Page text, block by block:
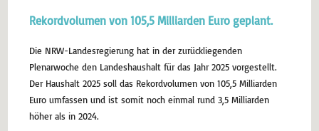
Rekordvolumen von 105,5 Milliarden Euro geplant.
Die NRW-Landesregierung hat in der zurückliegenden
Plenarwoche den Landeshaushalt für das Jahr 2025 vorgestellt.
Der Haushalt 2025 soll das Rekordvolumen von 105,5 Milliarden
Euro umfassen und ist somit noch einmal rund 3,5 Milliarden
höher als in 2024.